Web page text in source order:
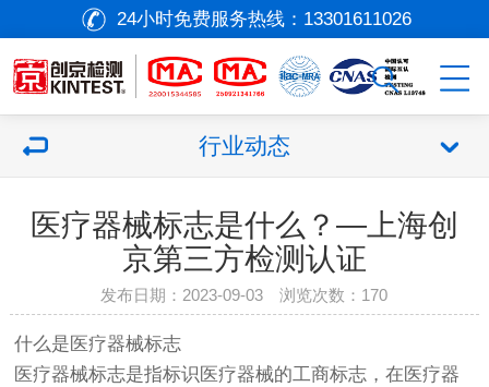
24小时免费服务热线： 13301611026
行业动态
医疗器械标志是什么？—上海创
京第三方检测认证
发布日期：2023-09-03 浏览次数： 170
什么是 医疗器械标志
医疗器械标志是指标识 医疗器械的工商标志，在 医疗器